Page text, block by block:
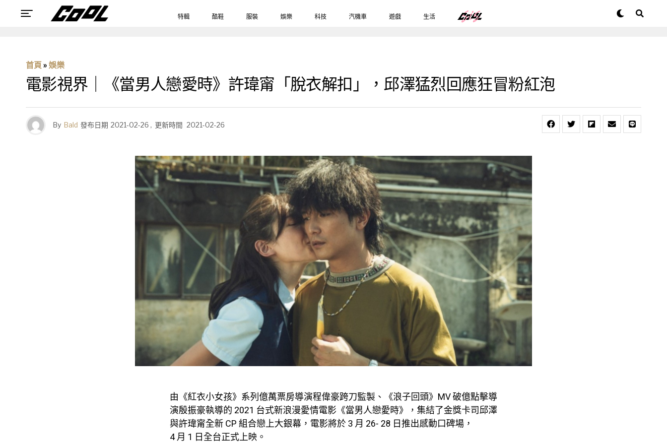
特輯 酷鞋 服裝 娛樂 科技 汽機車 遊戲 生活
首頁 » 娛樂
電影視界｜《當男人戀愛時》許瑋甯「脫衣解扣」，邱澤猛烈回應狂冒粉紅泡
By Bald 發布日期 2021-02-26 , 更新時間 2021-02-26
由《紅衣小女孩》系列億萬票房導演程偉豪跨刀監製、《浪子回頭》 MV破億點擊導
演殷振豪執導的 2021 台式新浪漫愛情電影《當男人戀愛時》，集結了金獎卡司邱澤
與許瑋甯全新 CP 組合戀上大銀幕，電影將於 3 月 26- 28 日推出感動口碑場，
4 月 1 日全台正式上映。